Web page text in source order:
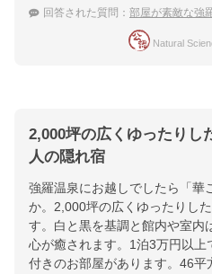
回答された質問： 部屋が素敵な強
Natural
2,000坪の広くゆったりし
人の隠れ宿
強羅温泉にお越しでしたら「華
か。2,000坪の広くゆったりし
す。白と黒を基調と館内や室内
心が癒されます。1泊3万円以上
付きのお部屋があります。46